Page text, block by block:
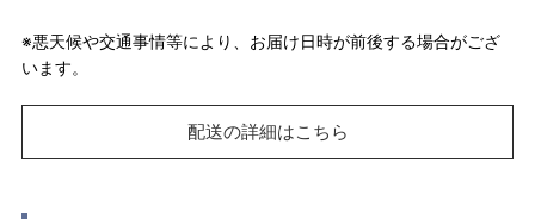
※悪天候や交通事情等により、お届け日時が前後する場合がござ
います。
配送の詳細はこちら